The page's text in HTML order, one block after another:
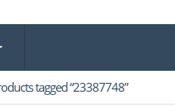
tagged “23387748”